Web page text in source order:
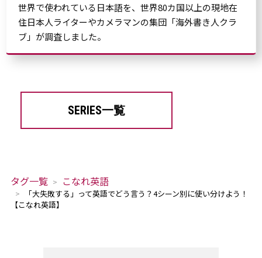
世界で使われている日本語を、世界80カ国以上の現地在
住日本人ライターやカメラマンの集団「海外書き人クラ
ブ」が調査しました。
SERIES一覧
タグ一覧 こなれ英語
「大失敗する」って英語でどう言う？4シーン別に使い分けよう！
【こなれ英語】